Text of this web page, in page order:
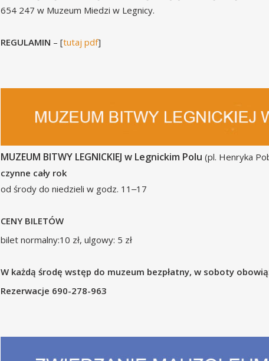
654 247 w Muzeum Miedzi w Legnicy.
REGULAMIN – [tutaj pdf]
MUZEUM BITWY LEGNICKIEJ w Legnickim Polu (pl. Henryka
czynne cały rok
od środy do niedzieli w godz. 11‒17
CENY BILETÓW
bilet normalny:10 zł, ulgowy: 5 zł
W każdą środę wstęp do muzeum bezpłatny, w soboty
Rezerwacje 690-278-963